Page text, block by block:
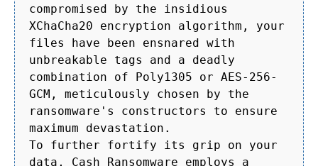
compromised by the insidious
XChaCha20 encryption algorithm, your
files have been ensnared with
unbreakable tags and a deadly
combination of Poly1305 or AES-256-
GCM, meticulously chosen by the
ransomware's constructors to ensure
maximum devastation.
To further fortify its grip on your
data, Cash Ransomware employs a